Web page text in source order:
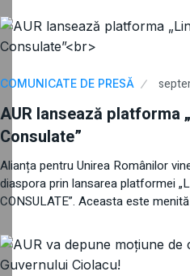
COMUNICATE DE PRESĂ
AUR lansează platforma
Consulate”
Alianța pentru Unirea Românilor
diaspora prin lansarea platformei
CONSULATE”. Aceasta este menită